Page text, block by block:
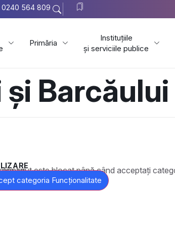
0240 564 809
Primăria
Instituțiile
și serviciile publice
Barcăului
categoria corespunzătoare de cookie-uri.
categoria Funcționalitate